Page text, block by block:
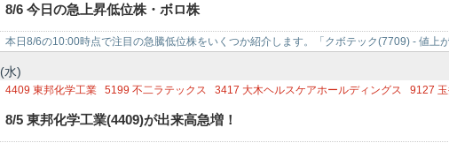
8/6 今日の急上昇低位株・ボロ株
本日8/6の10:00時点で注目の急騰低位株をいくつか紹介します。「クボテック(7709) - 値上
(水)
4409 東邦化学工業 5199 不二ラテックス 3417 大木ヘルスケアホールディングス 9127
9444トーシンホールディングス
8/5 東邦化学工業(4409)が出来高急増！